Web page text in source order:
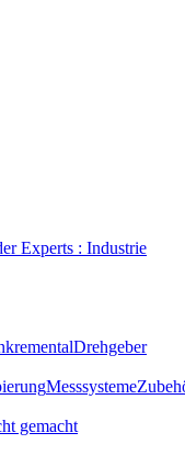
Experts : Industrie
Drehgeber
Messsysteme
gemacht